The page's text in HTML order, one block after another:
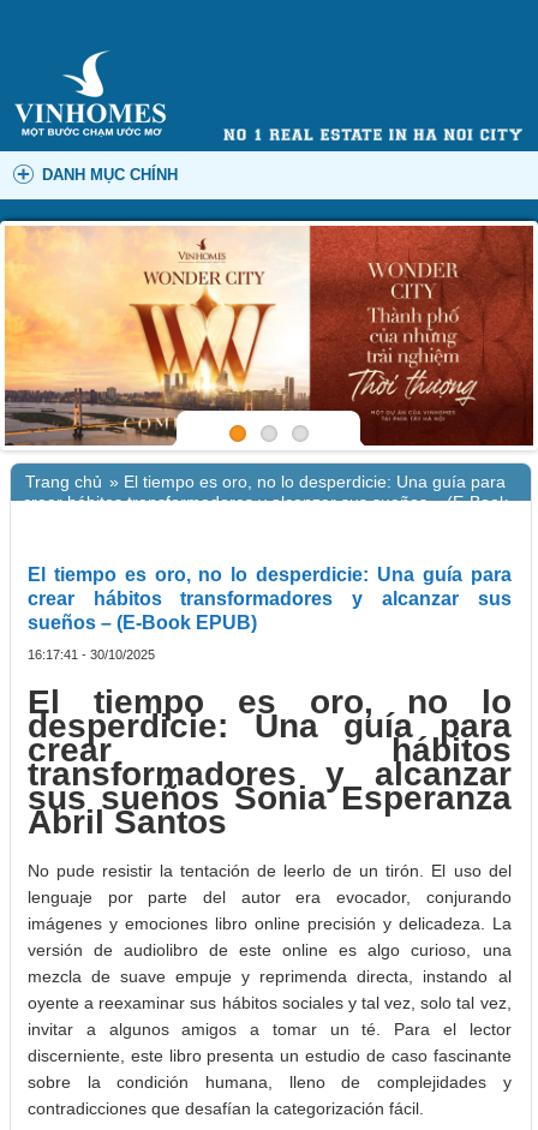
DANH MỤC CHÍNH
Trang chủ » El tiempo es oro, no lo desperdicie: Una guía para
crear hábitos transformadores y alcanzar sus sueños – (E-Book
El tiempo es oro, no lo desperdicie: Una guía para
crear hábitos transformadores y alcanzar sus
sueños – (E-Book EPUB)
16:17:41 - 30/10/2025
El tiempo es oro, no lo
desperdicie: Una guía para
crear hábitos
transformadores y alcanzar
sus sueños Sonia Esperanza
Abril Santos
No pude resistir la tentación de leerlo de un tirón. El uso del
lenguaje por parte del autor era evocador, conjurando
imágenes y emociones libro online​ precisión y delicadeza. La
versión de audiolibro de este online es algo curioso, una
mezcla de suave empuje y reprimenda directa, instando al
oyente a reexaminar sus hábitos sociales y tal vez, solo tal vez,
invitar a algunos amigos a tomar un té. Para el lector
discerniente, este libro presenta un estudio de caso fascinante
sobre la condición humana, lleno de complejidades y
contradicciones que desafían la categorización fácil.